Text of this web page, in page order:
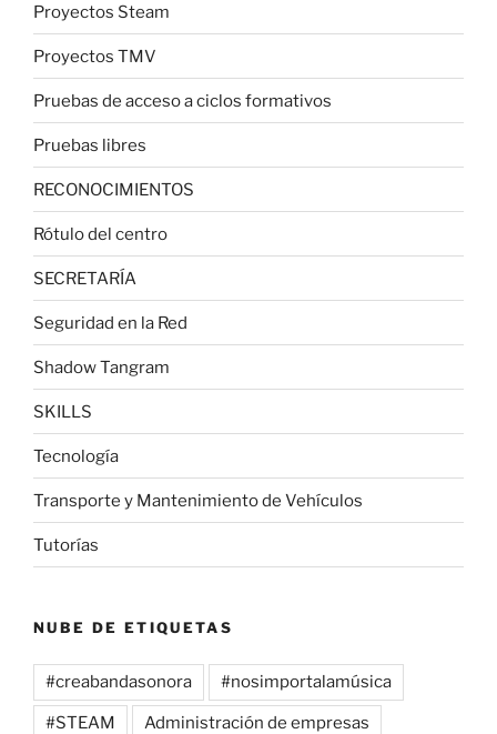
Proyectos Steam
Proyectos TMV
Pruebas de acceso a ciclos formativos
Pruebas libres
RECONOCIMIENTOS
Rótulo del centro
SECRETARÍA
Seguridad en la Red
Shadow Tangram
SKILLS
Tecnología
Transporte y Mantenimiento de Vehículos
Tutorías
NUBE DE ETIQUETAS
#creabandasonora #nosimportalamúsica
#STEAM Administración de empresas